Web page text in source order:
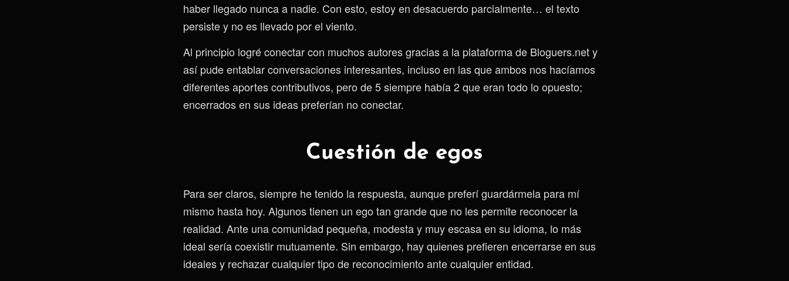
haber llegado nunca a nadie. Con esto, estoy en desacuerdo parcialmente… el texto
persiste y no es llevado por el viento.
Al principio logré conectar con muchos autores gracias a la plataforma de Bloguers.net y
así pude entablar conversaciones interesantes, incluso en las que ambos nos hacíamos
diferentes aportes contributivos, pero de 5 siempre había 2 que eran todo lo opuesto;
encerrados en sus ideas preferían no conectar.
Cuestión de egos
Para ser claros, siempre he tenido la respuesta, aunque preferí guardármela para mí
mismo hasta hoy. Algunos tienen un ego tan grande que no les permite reconocer la
realidad. Ante una comunidad pequeña, modesta y muy escasa en su idioma, lo más
ideal sería coexistir mutuamente. Sin embargo, hay quienes prefieren encerrarse en sus
ideales y rechazar cualquier tipo de reconocimiento ante cualquier entidad.